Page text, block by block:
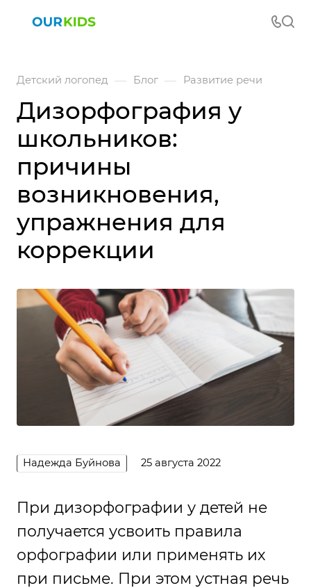
Детский логопед — Блог — Развитие речи
Дизорфография у
школьников:
причины
возникновения,
упражнения для
коррекции
Надежда Буйнова 25 августа 2022
При дизорфографии у детей не
получается усвоить правила
орфографии или применять их
при письме. При этом устная речь